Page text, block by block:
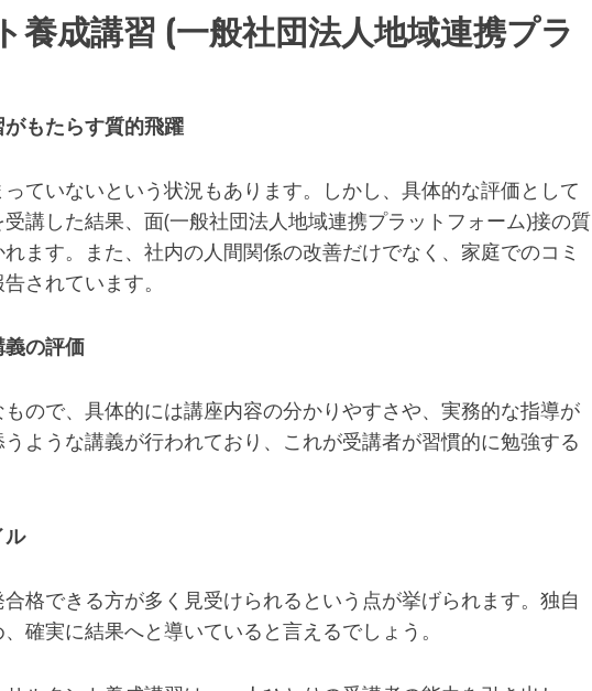
成講習 (一般社団法人地域連携プラ
もたらす質的飛躍
ていないという状況もあります。しかし、具体的な評価として
講した結果、面(一般社団法人地域連携プラットフォーム)接の質
ます。また、社内の人間関係の改善だけでなく、家庭でのコミ
されています。
の評価
ので、具体的には講座内容の分かりやすさや、実務的な指導が
ような講義が行われており、これが受講者が習慣的に勉強する
ル
格できる方が多く見受けられるという点が挙げられます。独自
確実に結果へと導いていると言えるでしょう。